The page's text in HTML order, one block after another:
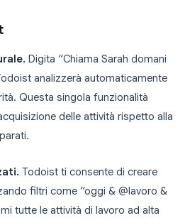
Digita “Chiama Sarah domani
analizzerà automaticamente
Questa singola funzionalità
delle attività rispetto alla
Todoist ti consente di creare
filtri come “oggi & @lavoro &
tutte le attività di lavoro ad alta